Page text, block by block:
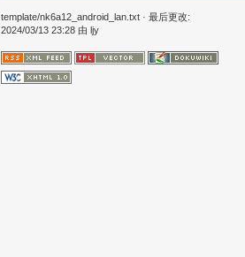
template/nk6a12_android_lan.txt · 最后更改:
2024/03/13 23:28 由 ljy